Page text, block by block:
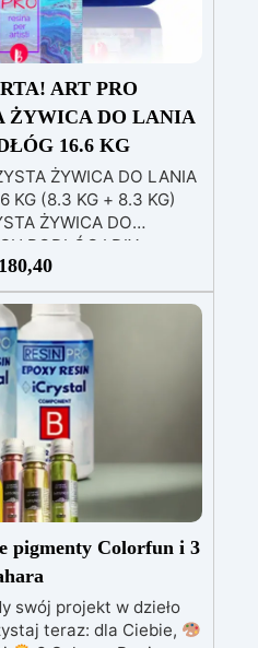
ART PRO
ŻYWICA DO LANIA
16.6 KG
ŻYWICA DO LANIA
KG (8.3 KG + 8.3 KG)
ŻYWICA DO
PODŁÓG I DIY
żywica to
przeznaczony do
oraz do projektów DIY.
PRO” zapewnia
wykończenie
najlepiej sprzedające
charakteryzuje się
na duży ruch pieszy i
zarówno dla
domowych,
Łatwa w
nadaje się do
w ciągu 24 godzin.
odporny na
epoksydowy, który
warstwę ochronną
do 1cm. Powierzchnia
pigmenty Colorfun i 3
swój projekt w dzieło
teraz: dla Ciebie,